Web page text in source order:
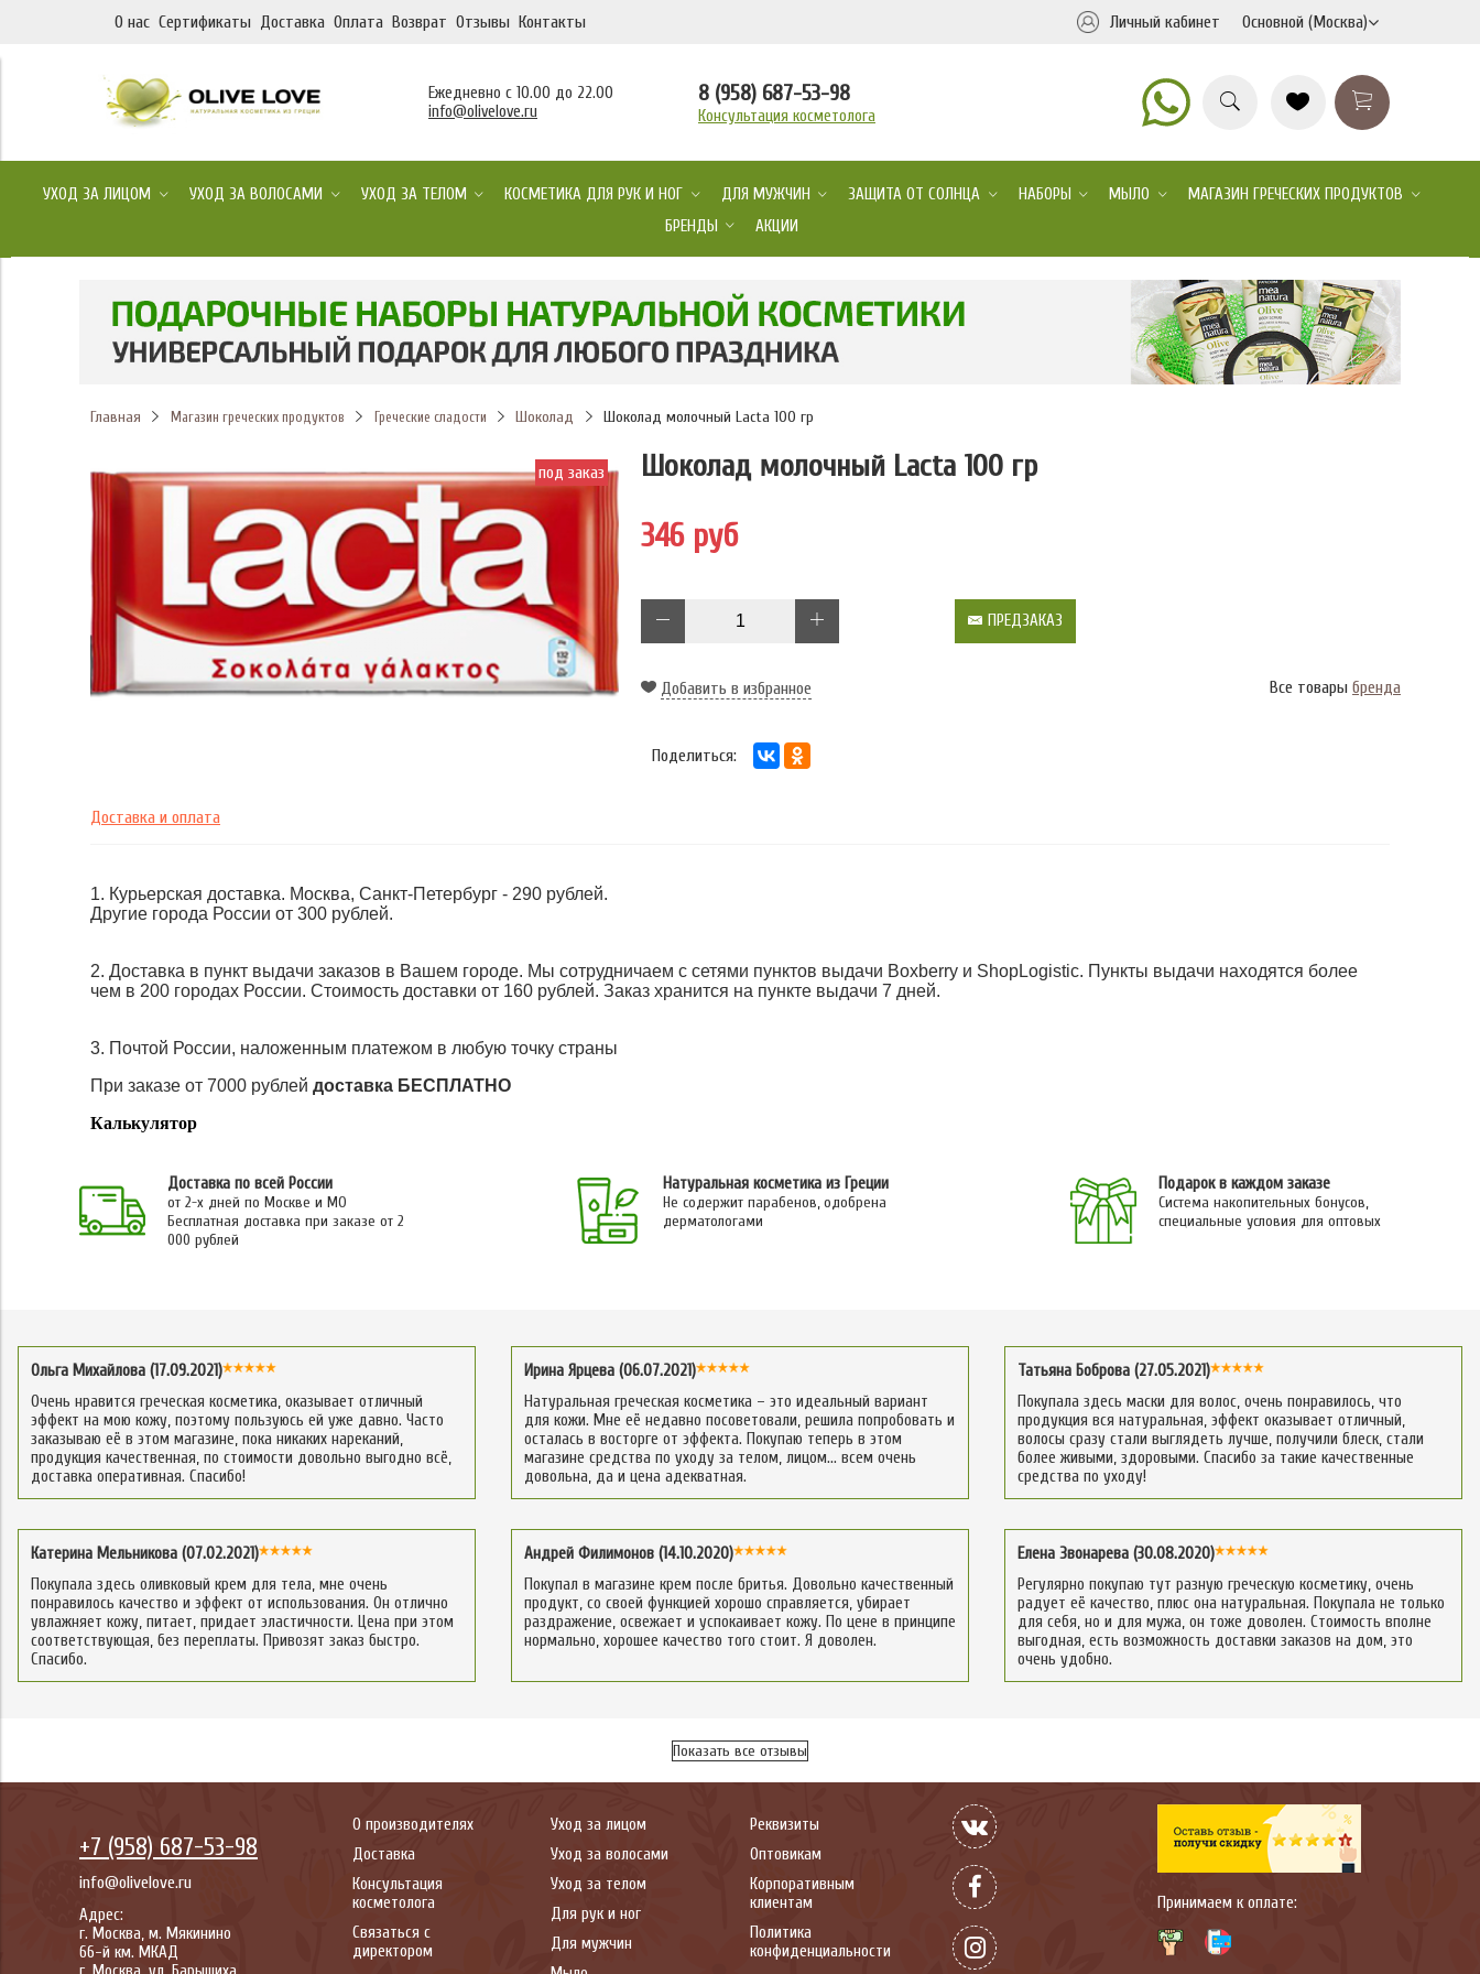
О нас Сертификаты Доставка Оплата Возврат Отзывы Контакты Личный кабинет Основной (Москва)
Ежедневно с 10.00 до 22.00
info@olivelove.ru
8 (958) 687-53-98
Консультация косметолога
УХОД ЗА ЛИЦОМ УХОД ЗА ВОЛОСАМИ УХОД ЗА ТЕЛОМ КОСМЕТИКА ДЛЯ РУК И НОГ ДЛЯ МУЖЧИН ЗАЩИТА ОТ СОЛНЦА НАБОРЫ МЫЛО
МАГАЗИН ГРЕЧЕСКИХ ПРОДУКТОВ
БРЕНДЫ
АКЦИИ
Главная Магазин греческих продуктов Греческие сладости Шоколад Шоколад молочный Lacta 100 гр
под заказ Шоколад молочный Lacta 100 гр
346 руб
ПРЕДЗАКАЗ
Добавить в избранное Все товары бренда
Поделиться:
Доставка и оплата
1. Курьерская доставка. Москва, Санкт-Петербург - 290 рублей.
Другие города России от 300 рублей.
2. Доставка в пункт выдачи заказов в Вашем городе. Мы сотрудничаем с сетями пунктов выдачи Boxberry и ShopLogistic. Пункты выдачи находятся более
чем в 200 городах России. Стоимость доставки от 160 рублей. Заказ хранится на пункте выдачи 7 дней.
3. Почтой России, наложенным платежом в любую точку страны
При заказе от 7000 рублей доставка БЕСПЛАТНО
Калькулятор
Доставка по всей России
от 2-х дней по Москве и МО
Бесплатная доставка при заказе от 2
000 рублей
Натуральная косметика из Греции
Не содержит парабенов, одобрена
дерматологами
Подарок в каждом заказе
Система накопительных бонусов,
специальные условия для оптовых
Ольга Михайлова (17.09.2021)
Очень нравится греческая косметика, оказывает отличный
эффект на мою кожу, поэтому пользуюсь ей уже давно. Часто
заказываю её в этом магазине, пока никаких нареканий,
продукция качественная, по стоимости довольно выгодно всё,
доставка оперативная. Спасибо!
Ирина Ярцева (06.07.2021)
Натуральная греческая косметика – это идеальный вариант
для кожи. Мне её недавно посоветовали, решила попробовать и
осталась в восторге от эффекта. Покупаю теперь в этом
магазине средства по уходу за телом, лицом… всем очень
довольна, да и цена адекватная.
Татьяна Боброва (27.05.2021)
Покупала здесь маски для волос, очень понравилось, что
продукция вся натуральная, эффект оказывает отличный,
волосы сразу стали выглядеть лучше, получили блеск, стали
более живыми, здоровыми. Спасибо за такие качественные
средства по уходу!
Катерина Мельникова (07.02.2021)
Покупала здесь оливковый крем для тела, мне очень
понравилось качество и эффект от использования. Он отлично
увлажняет кожу, питает, придает эластичности. Цена при этом
соответствующая, без переплаты. Привозят заказ быстро.
Спасибо.
Андрей Филимонов (14.10.2020)
Покупал в магазине крем после бритья. Довольно качественный
продукт, со своей функцией хорошо справляется, убирает
раздражение, освежает и успокаивает кожу. По цене в принципе
нормально, хорошее качество того стоит. Я доволен.
Елена Звонарева (30.08.2020)
Регулярно покупаю тут разную греческую косметику, очень
радует её качество, плюс она натуральная. Покупала не только
для себя, но и для мужа, он тоже доволен. Стоимость вполне
выгодная, есть возможность доставки заказов на дом, это
очень удобно.
Показать все отзывы
+7 (958) 687-53-98
info@olivelove.ru
Адрес:
г. Москва, м. Мякинино
66-й км. МКАД
О производителях
Доставка
Консультация
косметолога
Связаться с
директором
Уход за лицом
Уход за волосами
Уход за телом
Для рук и ног
Для мужчин
Реквизиты
Оптовикам
Корпоративным
клиентам
Политика
конфиденциальности
Принимаем к оплате: